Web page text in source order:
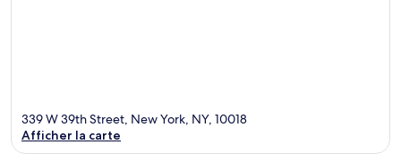
339 W 39th Street, New York, NY, 10018
Afficher la carte